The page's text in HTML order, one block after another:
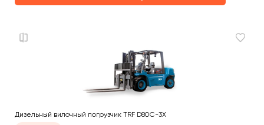
Дизельный вилочный погрузчик TRF D80C-3X